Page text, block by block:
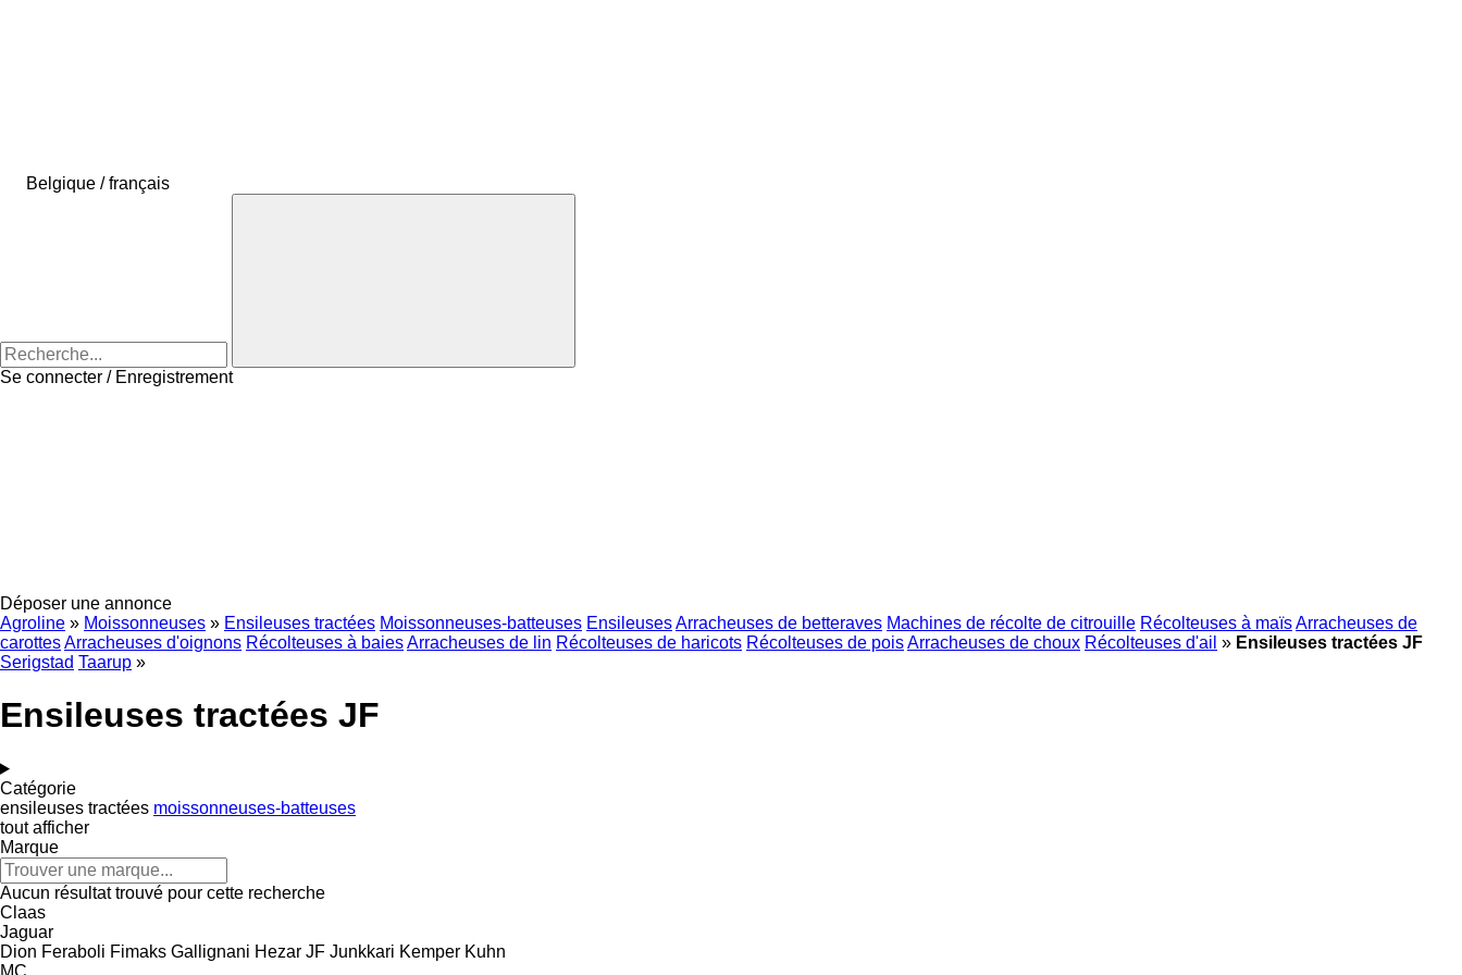
Belgique / français
Se connecter / Enregistrement
Déposer une annonce
Agroline » Moissonneuses » Ensileuses tractées Moissonneuses-batteuses EnsileusesArracheuses de betteraves Machines de récolte de citrouille Récolteuses à maïsArracheuses de
carottesArracheuses d'oignons Récolteuses à baiesArracheuses de lin Récolteuses de haricots Récolteuses de poisArracheuses de choux Récolteuses d'ail » Ensileuses tractées JF
Serigstad Taarup »
Ensileuses tractées JF
Catégorie
ensileuses tractées moissonneuses-batteuses
tout afficher
Marque
Aucun résultat trouvé pour cette recherche
Claas
Jaguar
Dion Feraboli Fimaks Gallignani Hezar JF Junkkari Kemper Kuhn
MC